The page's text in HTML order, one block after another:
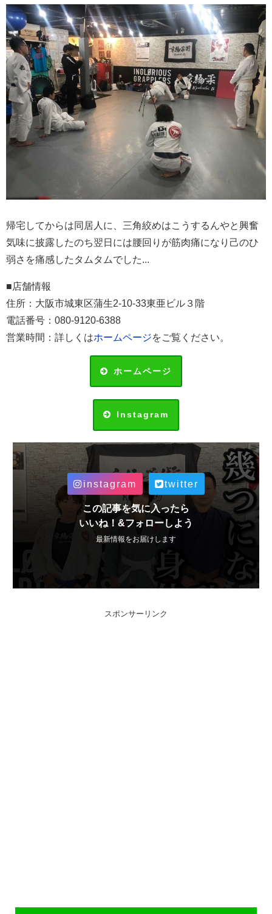
帰宅してからは同居人に、三角絞めはこうするんやと興奮
気味に披露したのち翌日には腰回りが筋肉痛になり己のひ
弱さを痛感したタムタムでした...
■店舗情報
住所： 大阪市城東区蒲生2-10-33東亜ビル３階
電話番号：080-9120-6388
営業時間：詳しくはホームページをご覧ください。
ホームページ
Instagram
instagram twitter
この記事を気に入ったら
いいね！&フォローしよう
最新情報をお届けします
スポンサーリンク